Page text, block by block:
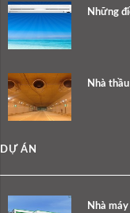
Những
Nhà
DỰ ÁN
Nhà